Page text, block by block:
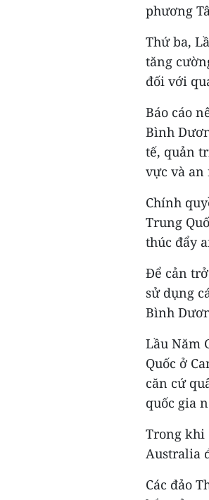
phương
Thứ ba,
tăng
đối với
Báo cáo
Bình
tế, quản
vực và
Chính
Trung
thúc đẩy
Để cản
sử dụng
Bình
Lầu Năm
Quốc ở
căn cứ
quốc gia
Trong khi
Australia
Các đảo